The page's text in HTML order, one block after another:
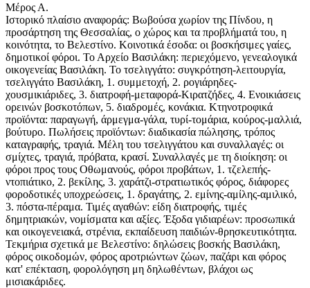
Μέρος Α.
Ιστορικό πλαίσιο αναφοράς: Βωβούσα χωρίον της Πίνδου, η
προσάρτηση της Θεσσαλίας, ο χώρος και τα προβλήματά του, η
κοινότητα, το Βελεστίνο. Κοινοτικά έσοδα: οι βοσκήσιμες γαίες,
δημοτικοί φόροι. Το Αρχείο Βασιλάκη: περιεχόμενο, γενεαλογικά
οικογενείας Βασιλάκη. Το τσελιγγάτο: συγκρότηση-λειτουργία,
τσελιγγάτο Βασιλάκη, 1. συμμετοχή, 2. ρογιάρηδες-
χουσμικιάριδες, 3. διατροφή-μεταφορά-Κιρατζήδες, 4. Ενοικιάσεις
ορεινών βοσκοτόπων, 5. διαδρομές, κονάκια. Κτηνοτροφικά
προϊόντα: παραγωγή, άρμεγμα-γάλα, τυρί-τομάρια, κούρος-μαλλιά,
βούτυρο. Πωλήσεις προϊόντων: διαδικασία πώλησης, τρόπος
καταγραφής, τραγιά. Μέλη του τσελιγγάτου και συναλλαγές: οι
σμίχτες, τραγιά, πρόβατα, κρασί. Συναλλαγές με τη διοίκηση: οι
φόροι προς τους Οθωμανούς, φόροι προβάτων, 1. τζελεπής-
ντοπιάτικο, 2. βεκίλης, 3. χαράτζι-στρατιωτικός φόρος, διάφορες
φοροδοτικές υποχρεώσεις, 1. δραγάτης, 2. εμίνης-αμίλης-αμιλικό,
3. πόστα-πέραμα. Τιμές αγαθών: είδη διατροφής, τιμές
δημητριακών, νομίσματα και αξίες. Έξοδα γιδιαρέων: προσωπικά
και οικογενειακά, στρένια, εκπαίδευση παιδιών-θρησκευτικότητα.
Τεκμήρια σχετικά με Βελεστίνο: δηλώσεις βοσκής Βασιλάκη,
φόρος οικοδομών, φόρος αροτριώντων ζώων, παζάρι και φόρος
κατ' επέκταση, φορολόγηση μη δηλωθέντων, βλάχοι ως
μισιακάριδες.